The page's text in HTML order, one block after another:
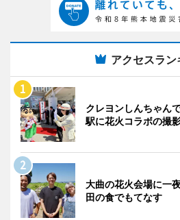
アクセスラン
クレヨンしんちゃん
駅に花火コラボの撮
大曲の花火会場に一
田の食でもてなす